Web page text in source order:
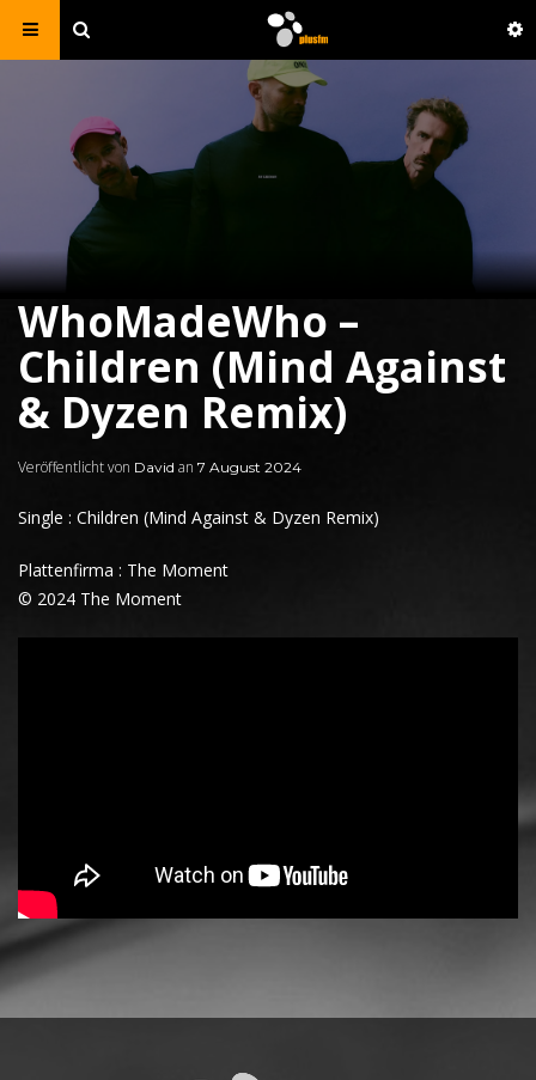
WhoMadeWho –
Children (Mind Against
& Dyzen Remix)
Veröffentlicht von David an 7 August 2024
Single : Children (Mind Against & Dyzen Remix)
Plattenfirma : The Moment
© 2024 The Moment